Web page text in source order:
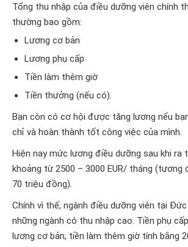
Tổng thu nhập của điều dưỡng viên chính
thường bao gồm:
Lương cơ bản
Lương phụ cấp
Tiền làm thêm giờ
Tiền thưởng (nếu có).
Bạn còn có cơ hội được tăng lương nếu
chỉ và hoàn thành tốt công việc của mình.
Hiện nay mức lương điều dưỡng sau khi ra
khoảng từ 2500 – 3000 EUR/ tháng (tương
70 triệu đồng).
Chính vì thế, ngành điều dưỡng viên tại
những ngành có thu nhập cao. Tiền phụ
lương cơ bản, tiền làm thêm giờ tính bằng